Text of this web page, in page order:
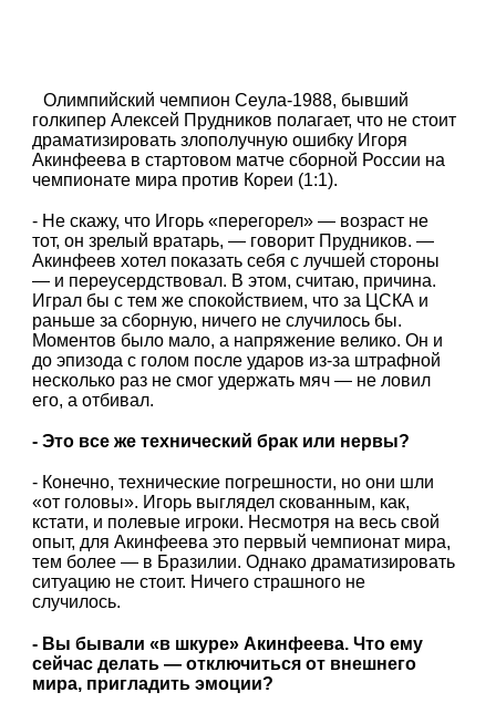
Олимпийский чемпион Сеула-1988, бывший
голкипер Алексей Прудников полагает, что не стоит
драматизировать злополучную ошибку Игоря
Акинфеева в стартовом матче сборной России на
чемпионате мира против Кореи (1:1).
- Не скажу, что Игорь «перегорел» — возраст не
тот, он зрелый вратарь, — говорит Прудников. —
Акинфеев хотел показать себя с лучшей стороны
— и переусердствовал. В этом, считаю, причина.
Играл бы с тем же спокойствием, что за ЦСКА и
раньше за сборную, ничего не случилось бы.
Моментов было мало, а напряжение велико. Он и
до эпизода с голом после ударов из-за штрафной
несколько раз не смог удержать мяч — не ловил
его, а отбивал.
- Это все же технический брак или нервы?
- Конечно, технические погрешности, но они шли
«от головы». Игорь выглядел скованным, как,
кстати, и полевые игроки. Несмотря на весь свой
опыт, для Акинфеева это первый чемпионат мира,
тем более — в Бразилии. Однако драматизировать
ситуацию не стоит. Ничего страшного не
случилось.
- Вы бывали «в шкуре» Акинфеева. Что ему
сейчас делать — отключиться от внешнего
мира, пригладить эмоции?